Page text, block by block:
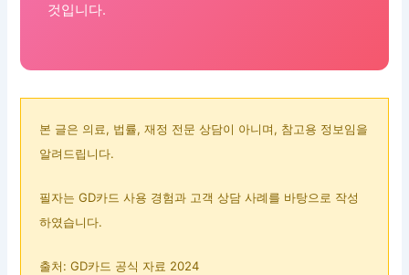
것입니다.
본 글은 의료, 법률, 재정 전문 상담이 아니며, 참고용 정보임을
알려드립니다.
필자는 GD카드 사용 경험과 고객 상담 사례를 바탕으로 작성
하였습니다.
출처: GD카드 공식 자료 2024